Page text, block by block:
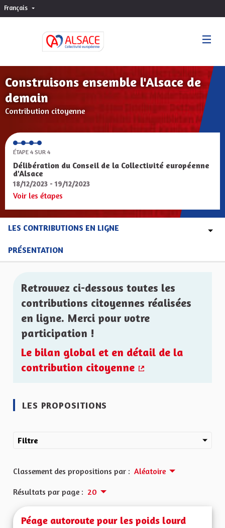
Français Choisir la langue
Construisons ensemble l'Alsace de
demain
Contribution citoyenne
ÉTAPE 4 SUR 4
Délibération du Conseil de la Collectivité européenne
d'Alsace
18/12/2023 - 19/12/2023
Voir les étapes
LES CONTRIBUTIONS EN LIGNE
PRÉSENTATION
Retrouvez ci-dessous toutes les
contributions citoyennes réalisées
en ligne. Merci pour votre
participation !
Le bilan global et en détail de la
contribution citoyenne
LES PROPOSITIONS
Filtre
Classement des propositions par : Aléatoire
Résultats par page : 20
Péage autoroute pour les poids lourd